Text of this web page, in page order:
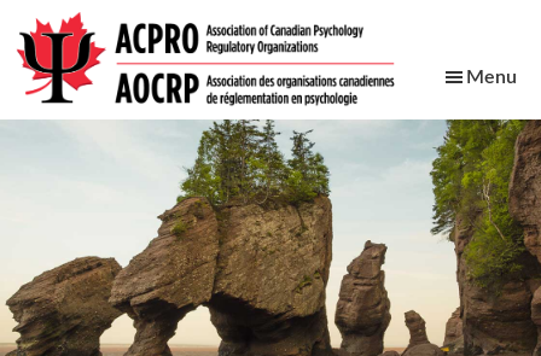
Skip
to
main
content
Skip
to
primary
sidebar
Skip
to
footer
Skip
to
secondary
navigation
ACPRO
Regulatory
Organizations
Menu